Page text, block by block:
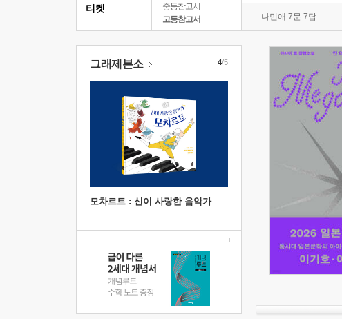
중등참고서
고등참고서
나민애 7문 7답
티켓
그래제본소
모차르트 : 신이 사랑한 음악가
4/5